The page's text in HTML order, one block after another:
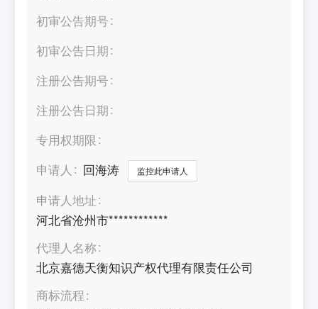
初审公告期号
初审公告日期
注册公告期号
注册公告日期
专用权期限
申请人
回海涛 监控此申请人
申请人地址
河北省沧州市************
代理人名称
北京嘉德天衡知识产权代理有限责任公司
商标流程